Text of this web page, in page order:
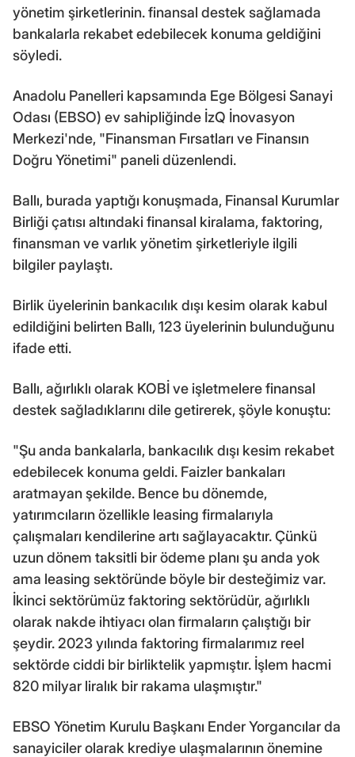
yönetim şirketlerinin. finansal destek sağlamada
bankalarla rekabet edebilecek konuma geldiğini
söyledi.
Anadolu Panelleri kapsamında Ege Bölgesi Sanayi
Odası (EBSO) ev sahipliğinde İzQ İnovasyon
Merkezi'nde, "Finansman Fırsatları ve Finansın
Doğru Yönetimi" paneli düzenlendi.
Ballı, burada yaptığı konuşmada, Finansal Kurumlar
Birliği çatısı altındaki finansal kiralama, faktoring,
finansman ve varlık yönetim şirketleriyle ilgili
bilgiler paylaştı.
Birlik üyelerinin bankacılık dışı kesim olarak kabul
edildiğini belirten Ballı, 123 üyelerinin bulunduğunu
ifade etti.
Ballı, ağırlıklı olarak KOBİ ve işletmelere finansal
destek sağladıklarını dile getirerek, şöyle konuştu:
"Şu anda bankalarla, bankacılık dışı kesim rekabet
edebilecek konuma geldi. Faizler bankaları
aratmayan şekilde. Bence bu dönemde,
yatırımcıların özellikle leasing firmalarıyla
çalışmaları kendilerine artı sağlayacaktır. Çünkü
uzun dönem taksitli bir ödeme planı şu anda yok
ama leasing sektöründe böyle bir desteğimiz var.
İkinci sektörümüz faktoring sektörüdür, ağırlıklı
olarak nakde ihtiyacı olan firmaların çalıştığı bir
şeydir. 2023 yılında faktoring firmalarımız reel
sektörde ciddi bir birliktelik yapmıştır. İşlem hacmi
820 milyar liralık bir rakama ulaşmıştır."
EBSO Yönetim Kurulu Başkanı Ender Yorgancılar da
sanayiciler olarak krediye ulaşmalarının önemine